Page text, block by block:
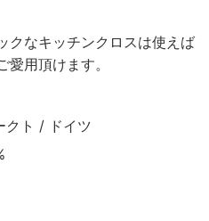
クなキッチンクロスは使えば
用頂けます。
クト / ドイツ